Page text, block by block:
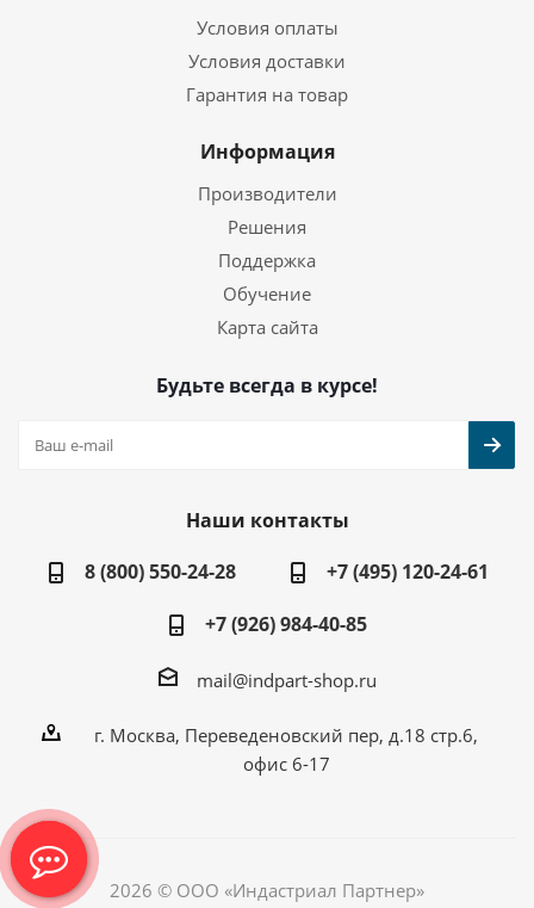
Условия оплаты
Условия доставки
Гарантия на товар
Информация
Производители
Решения
Поддержка
Обучение
Карта сайта
Будьте всегда в курсе!
Наши контакты
8 (800) 550-24-28
+7 (495) 120-24-61
+7 (926) 984-40-85
mail@indpart-shop.ru
г. Москва, Переведеновский пер, д.18 стр.6,
офис 6-17
2026 © ООО «Индастриал Партнер»